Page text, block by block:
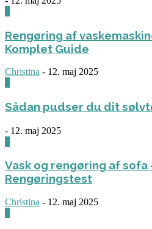
Rengøring af
Komplet Guide
Christina - 12. maj 2025
Sådan pudser du dit
- 12. maj 2025
Vask og rengøring af sofa
Rengøringstest
Christina - 12. maj 2025